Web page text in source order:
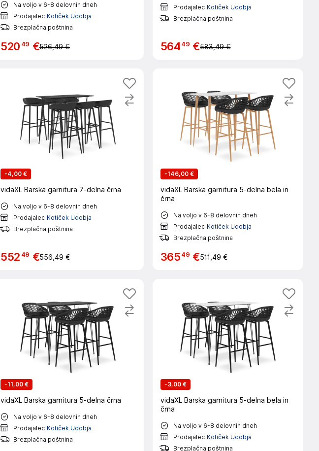
Na voljo v 6-8 delovnih dneh
Prodajalec Kotiček Udobja
Brezplačna poštnina
520 49 €526,49 €
Prodajalec Kotiček Udobja
Brezplačna poštnina
56449 €583,49 €
-4,00 €
vidaXL Barska garnitura 7-delna črna
Na voljo v 6-8 delovnih dneh
Prodajalec Kotiček Udobja
Brezplačna poštnina
552 49 €556,49 €
-146,00 €
vidaXL Barska garnitura 5-delna bela in
črna
Na voljo v 6-8 delovnih dneh
Prodajalec Kotiček Udobja
Brezplačna poštnina
36549 €511,49 €
-11,00 €
vidaXL Barska garnitura 5-delna črna
Na voljo v 6-8 delovnih dneh
Prodajalec Kotiček Udobja
Brezplačna poštnina
-3,00 €
vidaXL Barska garnitura 5-delna bela in
črna
Na voljo v 6-8 delovnih dneh
Prodajalec Kotiček Udobja
Brezplačna poštnina